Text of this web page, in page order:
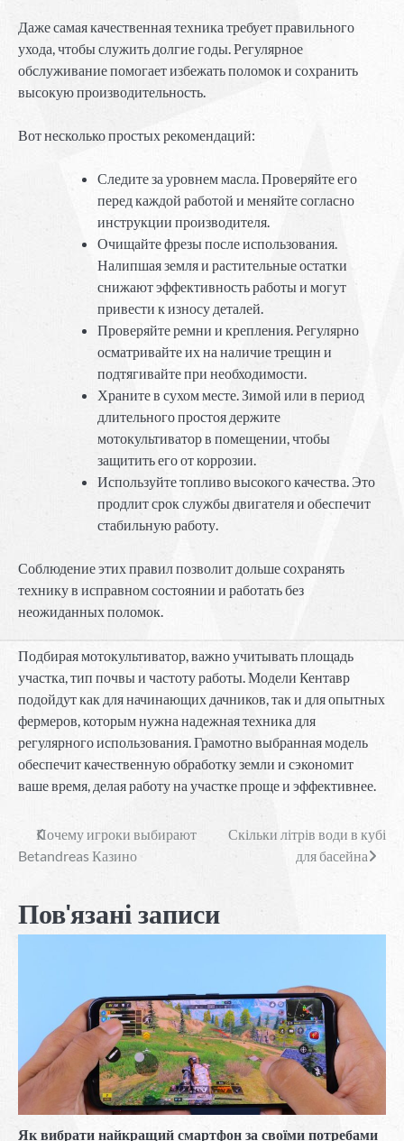
Даже самая качественная техника требует правильного
ухода, чтобы служить долгие годы. Регулярное
обслуживание помогает избежать поломок и сохранить
высокую производительность.
Вот несколько простых рекомендаций:
Следите за уровнем масла. Проверяйте его
перед каждой работой и меняйте согласно
инструкции производителя.
Очищайте фрезы после использования.
Налипшая земля и растительные остатки
снижают эффективность работы и могут
привести к износу деталей.
Проверяйте ремни и крепления. Регулярно
осматривайте их на наличие трещин и
подтягивайте при необходимости.
Храните в сухом месте. Зимой или в период
длительного простоя держите
мотокультиватор в помещении, чтобы
защитить его от коррозии.
Используйте топливо высокого качества. Это
продлит срок службы двигателя и обеспечит
стабильную работу.
Соблюдение этих правил позволит дольше сохранять
технику в исправном состоянии и работать без
неожиданных поломок.
Подбирая мотокультиватор, важно учитывать площадь
участка, тип почвы и частоту работы. Модели Кентавр
подойдут как для начинающих дачников, так и для опытных
фермеров, которым нужна надежная техника для
регулярного использования. Грамотно выбранная модель
обеспечит качественную обработку земли и сэкономит
ваше время, делая работу на участке проще и эффективнее.
Навігація
записів
Почему игроки выбирают
Betandreas Казино
Скільки літрів води в кубі
для басейна
Пов'язані записи
Як вибрати найкращий смартфон за своїми потребами